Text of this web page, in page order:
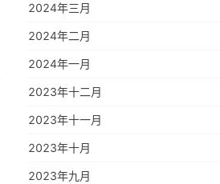
2024年三月
2024年二月
2024年一月
2023年十二月
2023年十一月
2023年十月
2023年九月